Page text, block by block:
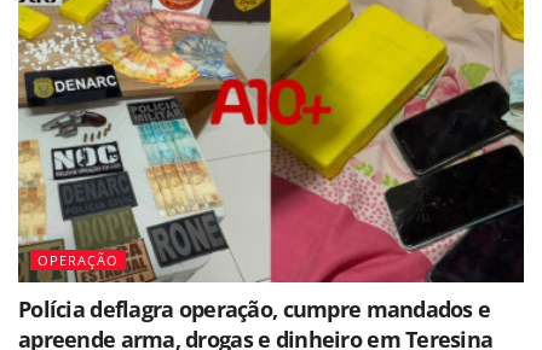
OPERAÇÃO
Polícia deflagra operação, cumpre mandados e
apreende arma, drogas e dinheiro em Teresina